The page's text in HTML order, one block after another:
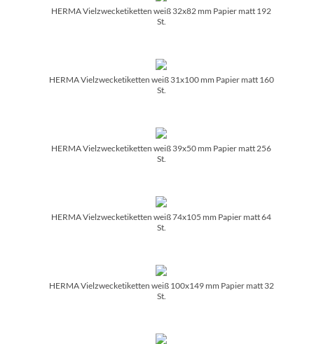
HERMA Vielzwecketiketten weiß 32x82 mm Papier matt 192
St.
HERMA Vielzwecketiketten weiß 31x100 mm Papier matt 160
St.
HERMA Vielzwecketiketten weiß 39x50 mm Papier matt 256
St.
HERMA Vielzwecketiketten weiß 74x105 mm Papier matt 64
St.
HERMA Vielzwecketiketten weiß 100x149 mm Papier matt 32
St.